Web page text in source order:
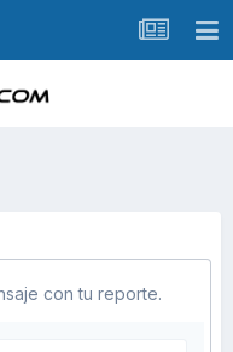
con tu reporte.